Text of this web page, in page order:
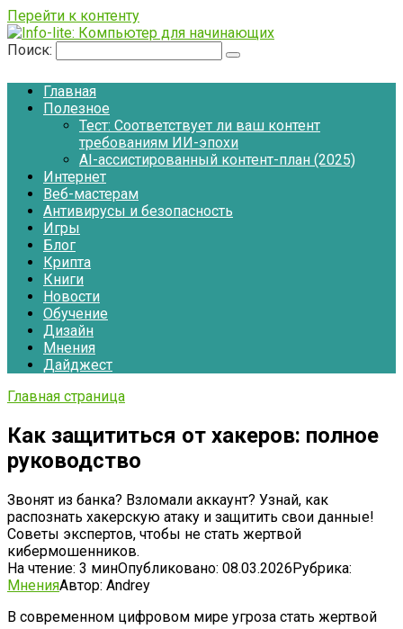
Перейти к контенту
Поиск:
Главная
Полезное
Тест: Соответствует ли ваш контент
требованиям ИИ-эпохи
AI-ассистированный контент-план (2025)
Интернет
Веб-мастерам
Антивирусы и безопасность
Игры
Блог
Крипта
Книги
Новости
Обучение
Дизайн
Мнения
Дайджест
Главная страница
Как защититься от хакеров: полное
руководство
Звонят из банка? Взломали аккаунт? Узнай, как
распознать хакерскую атаку и защитить свои данные!
Советы экспертов, чтобы не стать жертвой
кибермошенников.
На чтение: 3 минОпубликовано: 08.03.2026Рубрика:
МненияАвтор: Andrey
В современном цифровом мире угроза стать жертвой